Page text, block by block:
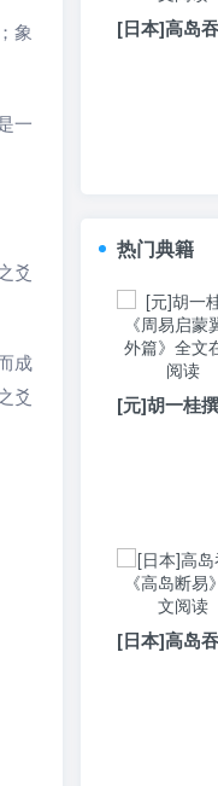
象
一
爻
成
爻
热门典籍